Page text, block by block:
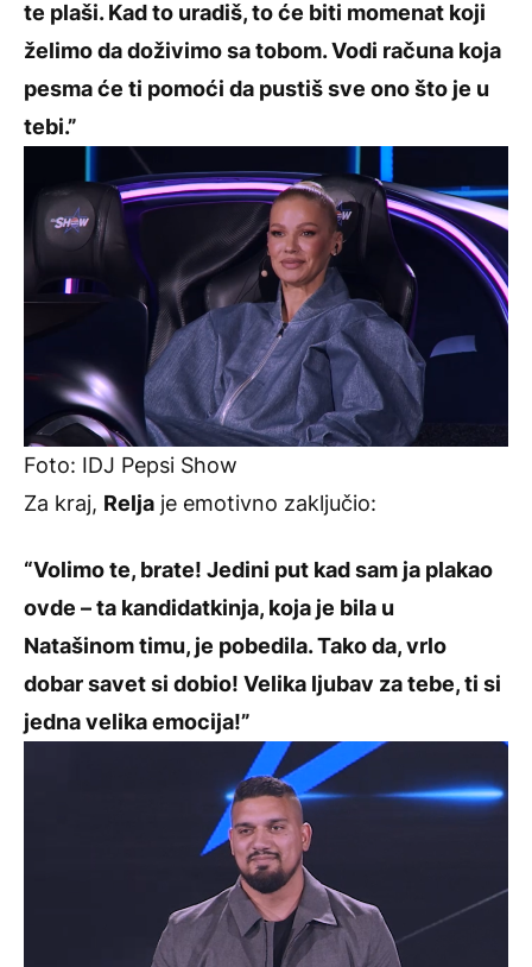
te plaši. Kad to uradiš, to će biti momenat koji
želimo da doživimo sa tobom. Vodi računa koja
pesma će ti pomoći da pustiš sve ono što je u
tebi.”
Foto: IDJ Pepsi Show
Za kraj, Relja je emotivno zaključio:
“Volimo te, brate! Jedini put kad sam ja plakao
ovde – ta kandidatkinja, koja je bila u
Natašinom timu, je pobedila. Tako da, vrlo
dobar savet si dobio! Velika ljubav za tebe, ti si
jedna velika emocija!”